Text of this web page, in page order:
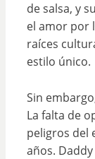
de salsa, y
el amor por
raíces
estilo único.
Sin
La falta de
peligros del
años.